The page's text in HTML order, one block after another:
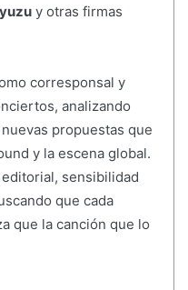
y otras firmas
corresponsal y
analizando
propuestas que
y la escena global.
sensibilidad
que cada
que la canción que lo